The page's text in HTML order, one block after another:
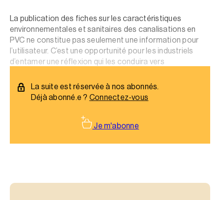
La publication des fiches sur les caractéristiques
environnementales et sanitaires des canalisations en
PVC ne constitue pas seulement une information pour
l’utilisateur. C’est une opportunité pour les industriels
d’entamer une réflexion qui les conduira vers
La suite est réservée à nos abonnés.
Déjà abonné.e ? Connectez-vous
Je m'abonne